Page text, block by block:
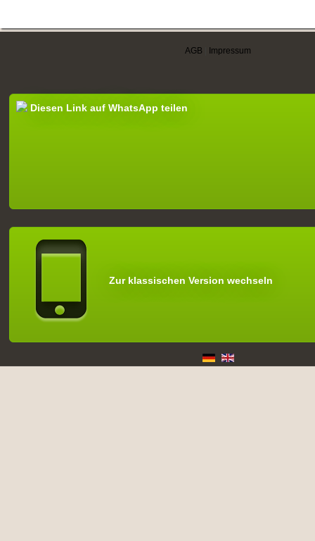
AGB Impressum
Diesen Link auf WhatsApp teilen
Zur klassischen Version wechseln